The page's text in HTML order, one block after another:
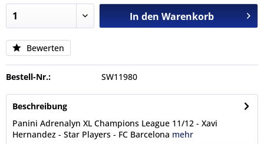
In den Warenkorb
Bewerten
Bestell-Nr.: SW11980
Beschreibung
Panini Adrenalyn XL Champions League 11/12 - Xavi
Hernandez - Star Players - FC Barcelona mehr